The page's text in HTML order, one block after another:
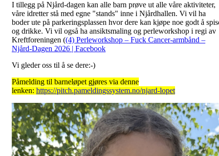
I tillegg på Njård-dagen kan alle barn prøve ut alle våre aktiviteter,
våre idretter stå med egne "stands" inne i Njårdhallen. Vi vil ha
boder ute på parkeringsplassen hvor dere kan kjøpe noe godt å
og drikke. Vi vil også ha ansiktsmaling og perleworkshop i regi av
Kreftforeningen ((4) Perleworkshop – Fuck Cancer-armbånd –
Njård-Dagen 2026 | Facebook
Vi gleder oss til å se dere:-)
Påmelding til barneløpet gjøres via denne
lenken: https://pitch.pameldingssystem.no/njard-lopet